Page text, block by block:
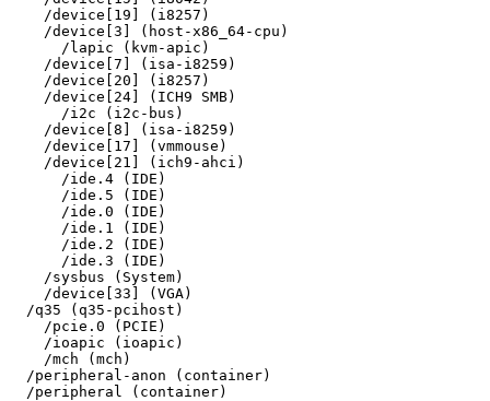
    /device[19] (i8257)
    /device[3] (host-x86_64-cpu)
      /lapic (kvm-apic)
    /device[7] (isa-i8259)
    /device[20] (i8257)
    /device[24] (ICH9 SMB)
      /i2c (i2c-bus)
    /device[8] (isa-i8259)
    /device[17] (vmmouse)
    /device[21] (ich9-ahci)
      /ide.4 (IDE)
      /ide.5 (IDE)
      /ide.0 (IDE)
      /ide.1 (IDE)
      /ide.2 (IDE)
      /ide.3 (IDE)
    /sysbus (System)
    /device[33] (VGA)
  /q35 (q35-pcihost)
    /pcie.0 (PCIE)
    /ioapic (ioapic)
    /mch (mch)
  /peripheral-anon (container)
  /peripheral (container)